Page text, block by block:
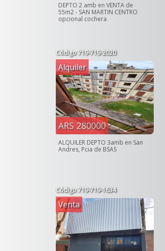
DEPTO 2 amb en VENTA de
55m2 - SAN MARTIN CENTRO
opcional cochera
Código719-719-2020
Alquiler
ARS 280000
ALQUILER DEPTO 3amb en San
Andres, Pcia de BSAS
Código719-719-1634
Venta